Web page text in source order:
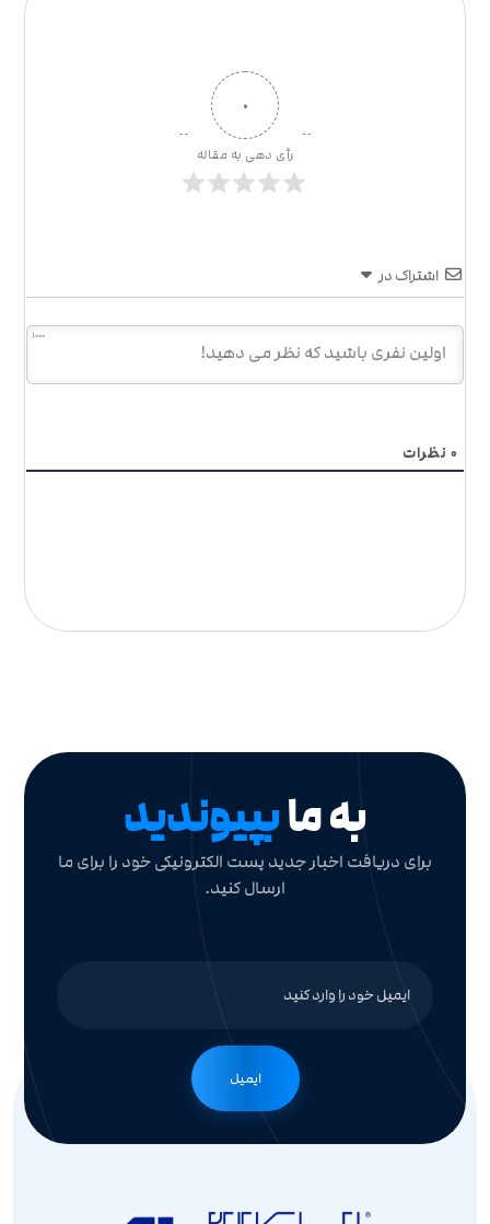
۰
رأی دهی به مقاله
اشتراک در
1000
۰ نظرات
به مابپیوندید
برای دریافت اخبار جدید پست الکترونیکی خود را برای ما
ارسال کنید.
ایمیل